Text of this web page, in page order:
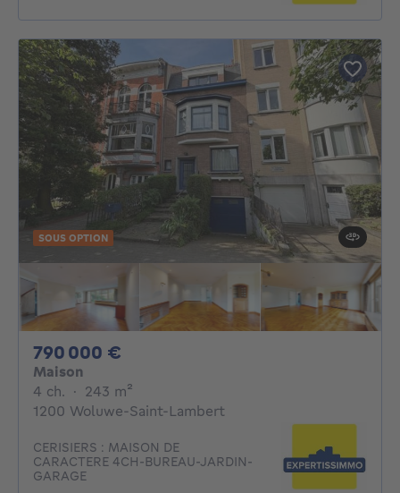
SOUS OPTION
790 000 €
Maison
4 ch. 4 chambres
· 243 m²
1200 Woluwe-Saint-Lambert
CERISIERS : MAISON DE
CARACTERE 4CH-BUREAU-JARDIN-
GARAGE